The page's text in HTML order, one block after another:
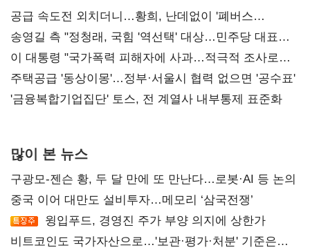
공급 속도전 외치더니…황희, 난데없이 '폐버스
리모델링' 제안
송영길 측 "정청래, 국힘 '역선택' 대상…민주당 대표로
총선 지휘 못해"
이 대통령 "국가폭력 피해자에 사과…적극적 조사로
진실 밝혀야"
주택공급 '동상이몽'…정부·서울시 협력 없으면 '공수표'
'금융복합기업집단' 토스, 전 계열사 내부통제 표준화
많이 본 뉴스
구광모-젠슨 황, 두 달 만에 또 만난다…로봇·AI 등 논의
중국 이어 대만도 설비투자…메모리 ‘삼국전쟁’
윙입푸드, 경영진 주가 부양 의지에 상한가
비트코인도 국가자산으로…'보관·평가·처분' 기준은